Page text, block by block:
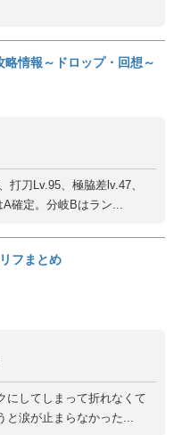
情報～ドロップ・回想～
打刀Lv.95、極脇差lv.47、
確定。分岐Bはラン...
フまとめ
にしてしまって折れなくて
と涙が止まらなかった...